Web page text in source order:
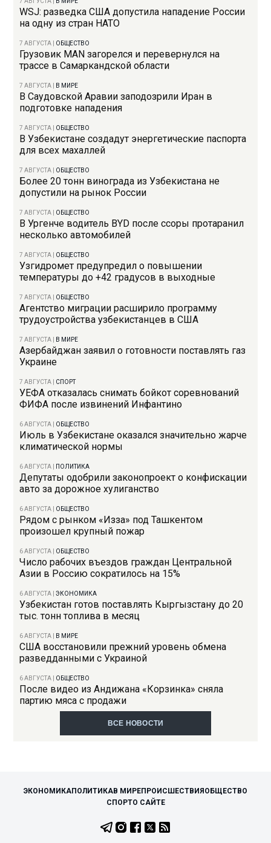
WSJ: разведка США допустила нападение России
на одну из стран НАТО
7 АВГУСТА ОБЩЕСТВО
Грузовик MAN загорелся и перевернулся на
трассе в Самаркандской области
7 АВГУСТА В МИРЕ
В Саудовской Аравии заподозрили Иран в
подготовке нападения
7 АВГУСТА ОБЩЕСТВО
В Узбекистане создадут энергетические паспорта
для всех махаллей
7 АВГУСТА ОБЩЕСТВО
Более 20 тонн винограда из Узбекистана не
допустили на рынок России
7 АВГУСТА ОБЩЕСТВО
В Ургенче водитель BYD после ссоры протаранил
несколько автомобилей
7 АВГУСТА ОБЩЕСТВО
Узгидромет предупредил о повышении
температуры до +42 градусов в выходные
7 АВГУСТА ОБЩЕСТВО
Агентство миграции расширило программу
трудоустройства узбекистанцев в США
7 АВГУСТА В МИРЕ
Азербайджан заявил о готовности поставлять газ
Украине
7 АВГУСТА СПОРТ
УЕФА отказалась снимать бойкот соревнований
ФИФА после извинений Инфантино
6 АВГУСТА ОБЩЕСТВО
Июль в Узбекистане оказался значительно жарче
климатической нормы
6 АВГУСТА ПОЛИТИКА
Депутаты одобрили законопроект о конфискации
авто за дорожное хулиганство
6 АВГУСТА ОБЩЕСТВО
Рядом с рынком «Изза» под Ташкентом
произошел крупный пожар
6 АВГУСТА ОБЩЕСТВО
Число рабочих въездов граждан Центральной
Азии в Россию сократилось на 15%
6 АВГУСТА |ЭКОНОМИКА
Узбекистан готов поставлять Кыргызстану до 20
тыс. тонн топлива в месяц
6 АВГУСТА В МИРЕ
США восстановили прежний уровень обмена
разведданными с Украиной
6 АВГУСТА ОБЩЕСТВО
После видео из Андижана «Корзинка» сняла
партию мяса с продажи
ВСЕ НОВОСТИ
ЭКОНОМИКАПОЛИТИКАВ МИРЕПРОИСШЕСТВИЯ ОБЩЕСТВО
СПОРТО САЙТЕ